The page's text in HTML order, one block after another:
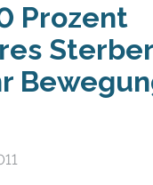
Prozent